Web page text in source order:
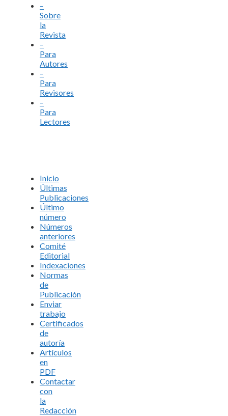
–
Sobre
la
Revista
–
Para
Autores
–
Para
Revisores
–
Para
Lectores
Inicio
Últimas
Publicaciones
Último
número
Números
anteriores
Comité
Editorial
Indexaciones
Normas
de
Publicación
Enviar
trabajo
Certificados
de
autoría
Artículos
en
PDF
Contactar
con
la
Redacción